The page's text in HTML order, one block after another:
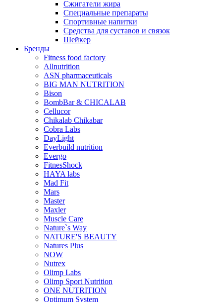
Сжигатели жира
Специальные препараты
Спортивные напитки
Средства для суставов и связок
Шейкер
Бренды
Fitness food factory
Allnutrition
ASN pharmaceuticals
BIG MAN NUTRITION
Bison
BombBar & CHICALAB
Cellucor
Chikalab Chikabar
Cobra Labs
DayLight
Everbuild nutrition
Evergo
FitnesShock
HAYA labs
Mad Fit
Mars
Master
Maxler
Muscle Care
Nature`s Way
NATURE'S BEAUTY
Natures Plus
NOW
Nutrex
Olimp Labs
Olimp Sport Nutrition
ONE NUTRITION
Optimum System